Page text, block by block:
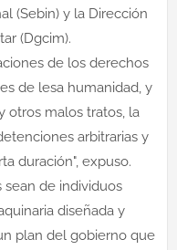
(Sebin) y la Dirección
(Dgcim).
de los derechos
de lesa humanidad, y
otros malos tratos, la
arbitrarias y
duración", expuso.
sean de individuos
diseñada y
plan del gobierno que